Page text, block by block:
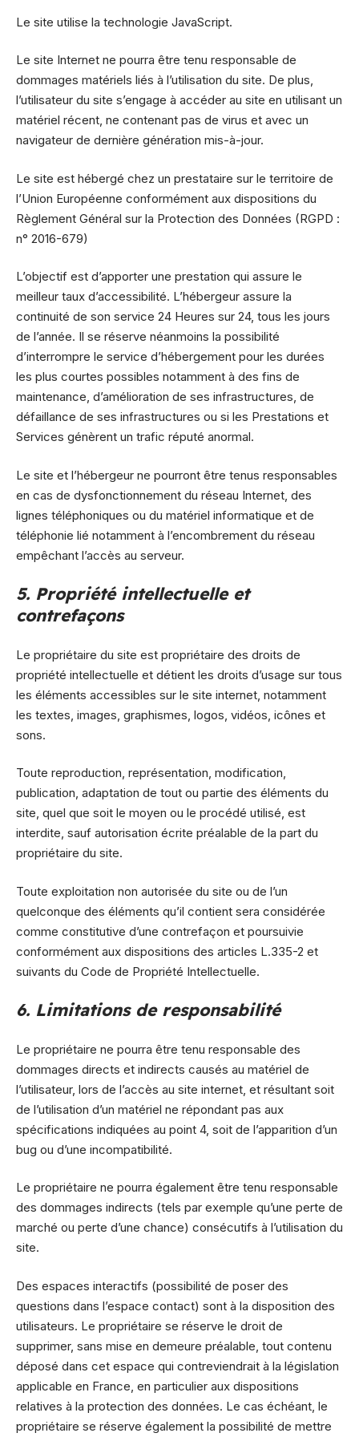
Le site utilise la technologie JavaScript.
Le site Internet ne pourra être tenu responsable de
dommages matériels liés à l’utilisation du site. De plus,
l’utilisateur du site s’engage à accéder au site en utilisant un
matériel récent, ne contenant pas de virus et avec un
navigateur de dernière génération mis-à-jour.
Le site est hébergé chez un prestataire sur le territoire de
l’Union Européenne conformément aux dispositions du
Règlement Général sur la Protection des Données (RGPD :
n° 2016-679)
L’objectif est d’apporter une prestation qui assure le
meilleur taux d’accessibilité. L’hébergeur assure la
continuité de son service 24 Heures sur 24, tous les jours
de l’année. Il se réserve néanmoins la possibilité
d’interrompre le service d’hébergement pour les durées
les plus courtes possibles notamment à des fins de
maintenance, d’amélioration de ses infrastructures, de
défaillance de ses infrastructures ou si les Prestations et
Services génèrent un trafic réputé anormal.
Le site et l’hébergeur ne pourront être tenus responsables
en cas de dysfonctionnement du réseau Internet, des
lignes téléphoniques ou du matériel informatique et de
téléphonie lié notamment à l’encombrement du réseau
empêchant l’accès au serveur.
5. Propriété intellectuelle et
contrefaçons
Le propriétaire du site est propriétaire des droits de
propriété intellectuelle et détient les droits d’usage sur tous
les éléments accessibles sur le site internet, notamment
les textes, images, graphismes, logos, vidéos, icônes et
sons.
Toute reproduction, représentation, modification,
publication, adaptation de tout ou partie des éléments du
site, quel que soit le moyen ou le procédé utilisé, est
interdite, sauf autorisation écrite préalable de la part du
propriétaire du site.
Toute exploitation non autorisée du site ou de l’un
quelconque des éléments qu’il contient sera considérée
comme constitutive d’une contrefaçon et poursuivie
conformément aux dispositions des articles L.335-2 et
suivants du Code de Propriété Intellectuelle.
6. Limitations de responsabilité
Le propriétaire ne pourra être tenu responsable des
dommages directs et indirects causés au matériel de
l’utilisateur, lors de l’accès au site internet, et résultant soit
de l’utilisation d’un matériel ne répondant pas aux
spécifications indiquées au point 4, soit de l’apparition d’un
bug ou d’une incompatibilité.
Le propriétaire ne pourra également être tenu responsable
des dommages indirects (tels par exemple qu’une perte de
marché ou perte d’une chance) consécutifs à l’utilisation du
site.
Des espaces interactifs (possibilité de poser des
questions dans l’espace contact) sont à la disposition des
utilisateurs. Le propriétaire se réserve le droit de
supprimer, sans mise en demeure préalable, tout contenu
déposé dans cet espace qui contreviendrait à la législation
applicable en France, en particulier aux dispositions
relatives à la protection des données. Le cas échéant, le
propriétaire se réserve également la possibilité de mettre